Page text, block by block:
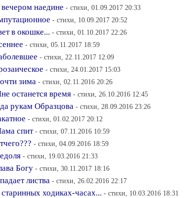
наедине - стихи, 01.09.2017 20:33
- стихи, 10.09.2017 20:52
в окошке... - стихи, 01.10.2017 22:26
- стихи, 05.11.2017 18:59
- стихи, 22.11.2017 12:09
- стихи, 24.01.2017 15:03
зима - стихи, 02.11.2016 20:26
останется время - стихи, 26.10.2016 12:45
рукам Образцова - стихи, 28.09.2016 23:26
- стихи, 01.02.2017 20:12
спит - стихи, 07.11.2016 10:59
- стихи, 04.09.2016 18:59
- стихи, 19.03.2016 21:33
Богу - стихи, 30.11.2017 18:16
листва - стихи, 26.02.2016 22:17
ходиках-часах... - стихи, 10.03.2016 18:31